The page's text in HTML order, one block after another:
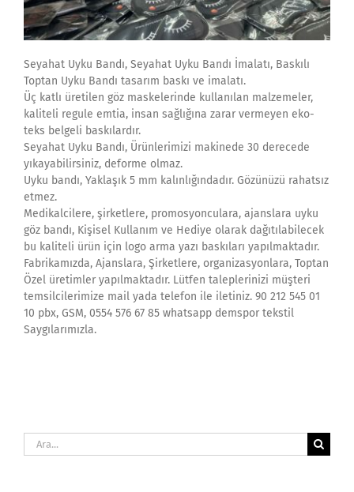
Seyahat Uyku Bandı, Seyahat Uyku Bandı İmalatı, Baskılı
Toptan Uyku Bandı tasarım baskı ve imalatı.
Üç katlı üretilen göz maskelerinde kullanılan malzemeler,
kaliteli regule emtia, insan sağlığına zarar vermeyen eko-
teks belgeli baskılardır.
Seyahat Uyku Bandı, Ürünlerimizi makinede 30 derecede
yıkayabilirsiniz, deforme olmaz.
Uyku bandı, Yaklaşık 5 mm kalınlığındadır. Gözünüzü rahatsız
etmez.
Medikalcilere, şirketlere, promosyonculara, ajanslara uyku
göz bandı, Kişisel Kullanım ve Hediye olarak dağıtılabilecek
bu kaliteli ürün için logo arma yazı baskıları yapılmaktadır.
Fabrikamızda, Ajanslara, Şirketlere, organizasyonlara, Toptan
Özel üretimler yapılmaktadır. Lütfen taleplerinizi müşteri
temsilcilerimize mail yada telefon ile iletiniz. 90 212 545 01
10 pbx, GSM, 0554 576 67 85 whatsapp demspor tekstil
Saygılarımızla.
Ara: